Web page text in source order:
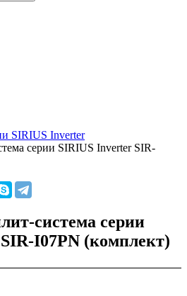
SIRIUS Inverter
серии SIRIUS Inverter SIR-
система серии
I07PN (комплект)